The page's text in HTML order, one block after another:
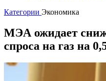
Категории Экономика
МЭА ожидает
спроса на газ на